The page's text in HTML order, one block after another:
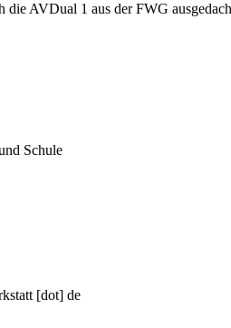
die AVDual 1 aus der FWG
Schule
[dot] de